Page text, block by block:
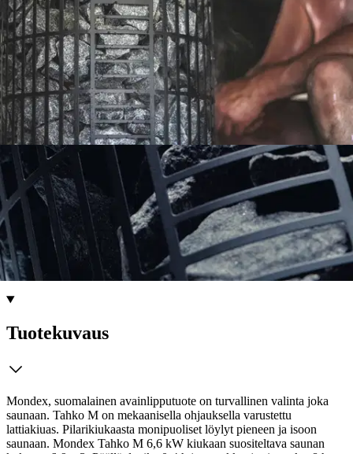
Nouto myymälästä
Ilmainen
Siirry valitsemaan myymälä
Kotiin tai noutopisteeseen Alk. 0 €
Ilmainen toimitus yli 100 €:n tilauksille
Postin pakettiautomaattiin tai
palvelupisteeseen!
Etu ei koske Suuri‑lisäpalvelulla toimitettavia tuotteita.
Tarkista myymäläsaatavuus
Tuotekuvaus
Mondex, suomalainen avainlipputuote on turvallinen valinta joka
saunaan. Tahko M on mekaanisella ohjauksella varustettu
lattiakiuas. Pilarikiukaasta monipuoliset löylyt pieneen ja isoon
saunaan. Mondex Tahko M 6,6 kW kiukaan suositeltava saunan